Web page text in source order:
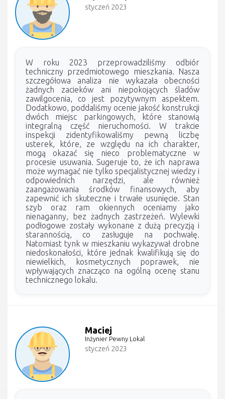
styczeń 2023
W roku 2023 przeprowadziliśmy odbiór
techniczny przedmiotowego mieszkania. Nasza
szczegółowa analiza nie wykazała obecności
żadnych zacieków ani niepokojących śladów
zawilgocenia, co jest pozytywnym aspektem.
Dodatkowo, poddaliśmy ocenie jakość konstrukcji
dwóch miejsc parkingowych, które stanowią
integralną część nieruchomości. W trakcie
inspekcji zidentyfikowaliśmy pewną liczbę
usterek, które, ze względu na ich charakter,
mogą okazać się nieco problematyczne w
procesie usuwania. Sugeruje to, że ich naprawa
może wymagać nie tylko specjalistycznej wiedzy i
odpowiednich narzędzi, ale również
zaangażowania środków finansowych, aby
zapewnić ich skuteczne i trwałe usunięcie. Stan
szyb oraz ram okiennych oceniamy jako
nienaganny, bez żadnych zastrzeżeń. Wylewki
podłogowe zostały wykonane z dużą precyzją i
starannością, co zasługuje na pochwałę.
Natomiast tynk w mieszkaniu wykazywał drobne
niedoskonałości, które jednak kwalifikują się do
niewielkich, kosmetycznych poprawek, nie
wpływających znacząco na ogólną ocenę stanu
technicznego lokalu.
Maciej
Inżynier Pewny Lokal
styczeń 2023